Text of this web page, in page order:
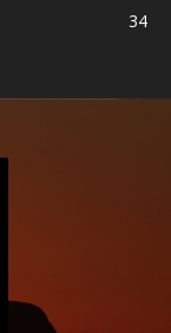
34